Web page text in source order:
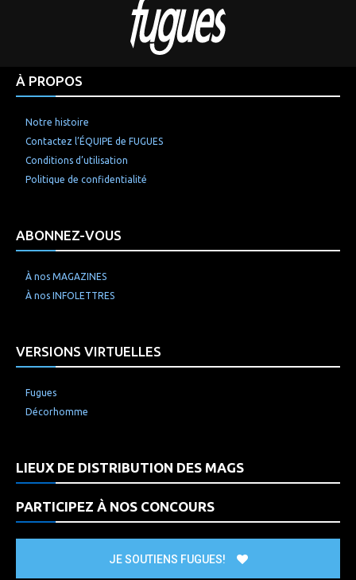
À PROPOS
Notre histoire
Contactez l’ÉQUIPE de FUGUES
Conditions d’utilisation
Politique de confidentialité
ABONNEZ-VOUS
À nos MAGAZINES
À nos INFOLETTRES
VERSIONS VIRTUELLES
Fugues
Décorhomme
LIEUX DE DISTRIBUTION DES MAGS
PARTICIPEZ À NOS CONCOURS
JE SOUTIENS FUGUES!